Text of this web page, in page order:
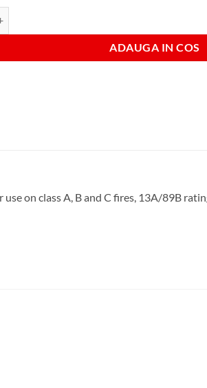
ADAUGA IN COS
on class A, B and C fires, 13A/89B